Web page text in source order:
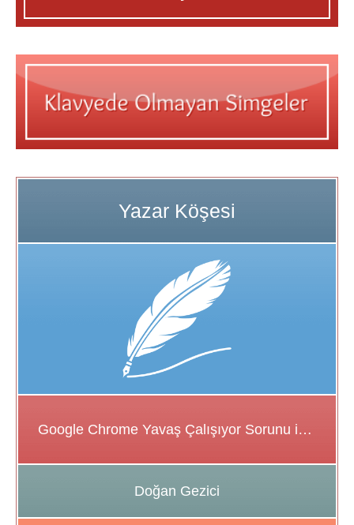
Google Chrome Yavaş Çalışıyor Sorunu için Çözüm Önerileri
Doğan Gezici